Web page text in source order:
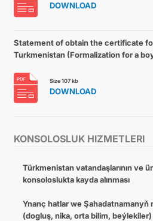
KONSOLOSLUK HIZMETLERI
Türkmenistan vatandaşlarının ve
konsoloslukta kayda alınması
Ynanç hatlar we
(dogluş, nika, orta bilim, beýlekiler)
DOWNLOAD
Statement of obtain the certificate
Turkmenistan (Formalization for a
Size 107 kb
DOWNLOAD